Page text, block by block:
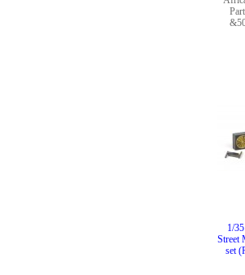
1/
Street
set